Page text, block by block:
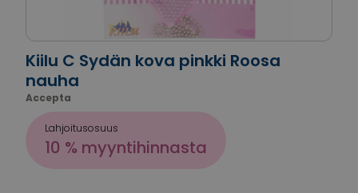
Kiilu C Sydän kova pinkki Roosa
nauha
Accepta
Lahjoitusosuus
10 % myyntihinnasta